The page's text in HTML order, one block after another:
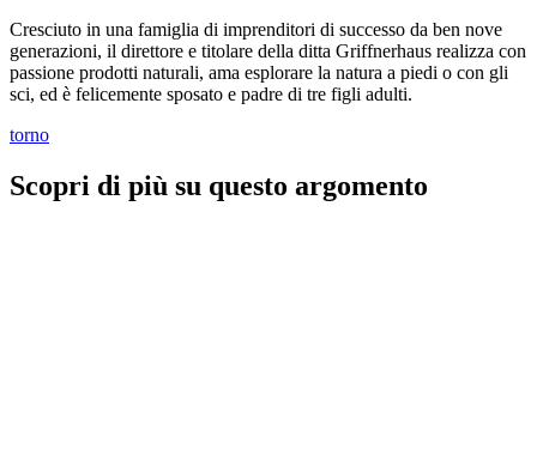
Cresciuto in una famiglia di imprenditori di successo da ben nove
generazioni, il direttore e titolare della ditta Griffnerhaus realizza con
passione prodotti naturali, ama esplorare la natura a piedi o con gli
sci, ed è felicemente sposato e padre di tre figli adulti.
torno
Scopri di più su questo argomento